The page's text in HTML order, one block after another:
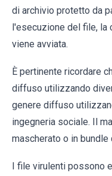
di archivio protetto da
l'esecuzione del file, la
viene avviata.
È pertinente ricordare
diffuso utilizzando
genere diffuso
ingegneria sociale. Il
mascherato o in
I file virulenti possono